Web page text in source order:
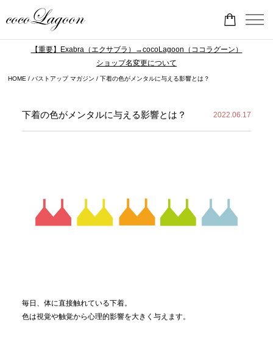
【重要】Exabra（エクサブラ）→cocoLagoon（ココラグーン）
ショップ名変更について
HOME バストアップ マガジン 下着の色がメンタルに与える影響とは？
下着の色がメンタルに与える影響とは？ 2022.06.17
毎日、体に直接触れている下着。
色は視覚や触覚から心理的影響を大きく与えます。